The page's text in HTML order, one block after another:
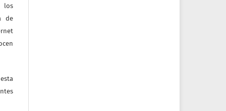
los
de